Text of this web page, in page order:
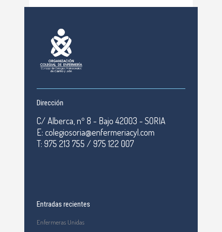
Dirección
C/ Alberca, nº 8 - Bajo 42003 - SORIA
E: colegiosoria@enfermeriacyl.com
T: 975 213 755 / 975 122 007
Entradas recientes
Enfermeras Unidas